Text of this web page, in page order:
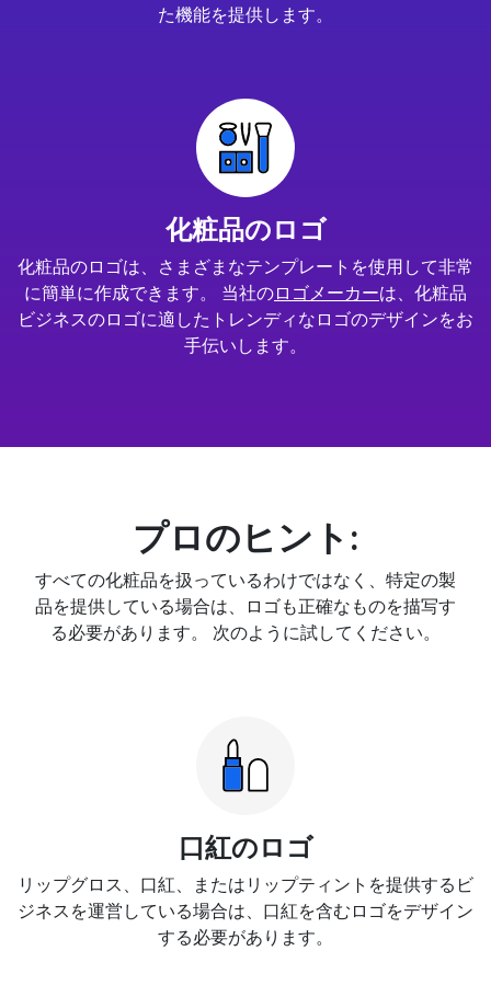
た機能を提供します。
化粧品のロゴ
化粧品のロゴは、さまざまなテンプレートを使用して非常
に簡単に作成できます。 当社のロゴメーカーは、化粧品
ビジネスのロゴに適したトレンディなロゴのデザインをお
手伝いします。
プロのヒント:
すべての化粧品を扱っているわけではなく、特定の製
品を提供している場合は、ロゴも正確なものを描写す
る必要があります。 次のように試してください。
口紅のロゴ
リップグロス、口紅、またはリップティントを提供するビ
ジネスを運営している場合は、口紅を含むロゴをデザイン
する必要があります。